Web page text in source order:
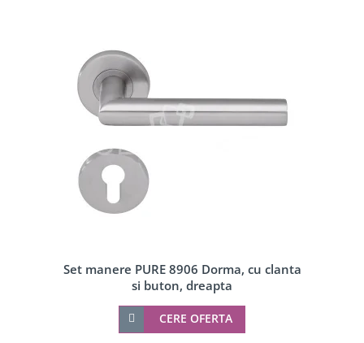
Set manere PURE 8906 Dorma, cu clanta
si buton, dreapta
CERE OFERTA